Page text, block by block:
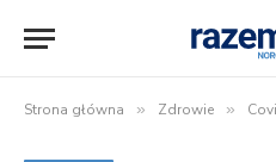
Strona główna » Zdrowie »